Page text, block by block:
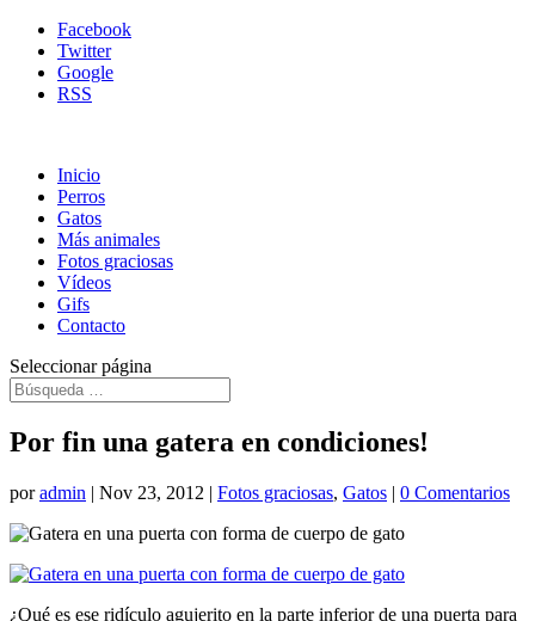
Facebook
Twitter
Google
RSS
Inicio
Perros
Gatos
Más animales
Fotos graciosas
Vídeos
Gifs
Contacto
Seleccionar página
Por fin una gatera en condiciones!
poradmin | Nov 23, 2012 | Fotos graciosas, Gatos | 0 Comentarios
¿Qué es ese ridículo agujerito en la parte inferior de una puerta para